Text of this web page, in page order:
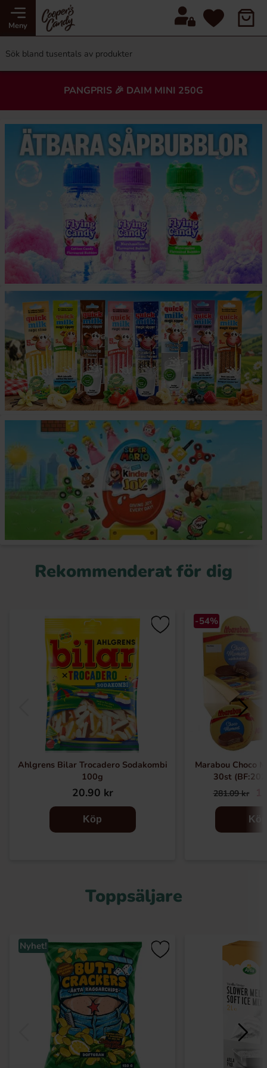
Meny
PANGPRIS 🎉 DAIM MINI 250G
Rekommenderat för dig
Ahlgrens Bilar Trocadero Sodakombi
100g
20.90 kr
Köp
-54%
Marabou Choco
30st
281.09 kr
Köp
Toppsäljare
Nyhet!